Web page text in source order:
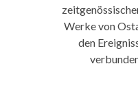
Werke von
den